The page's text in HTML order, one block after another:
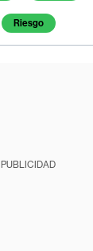
Riesgo
PUBLICIDAD